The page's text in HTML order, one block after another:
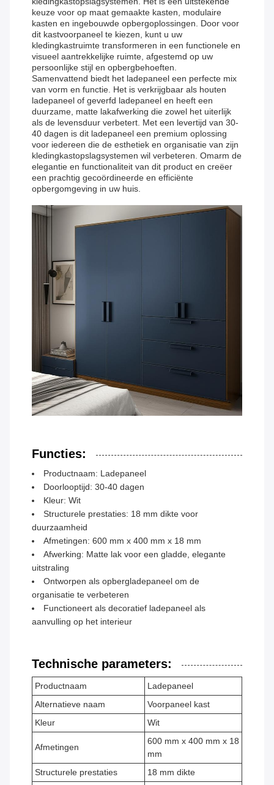
keuze voor op maat gemaakte kasten, modulaire
kasten en ingebouwde opbergoplossingen. Door voor
dit kastvoorpaneel te kiezen, kunt u uw
kledingkastruimte transformeren in een functionele en
visueel aantrekkelijke ruimte, afgestemd op uw
persoonlijke stijl en opbergbehoeften.
Samenvattend biedt het ladepaneel een perfecte mix
van vorm en functie. Het is verkrijgbaar als houten
ladepaneel of geverfd ladepaneel en heeft een
duurzame, matte lakafwerking die zowel het uiterlijk
als de levensduur verbetert. Met een levertijd van 30-
40 dagen is dit ladepaneel een premium oplossing
voor iedereen die de esthetiek en organisatie van zijn
kledingkastopslagsystemen wil verbeteren. Omarm de
elegantie en functionaliteit van dit product en creëer
een prachtig gecoördineerde en efficiënte
opbergomgeving in uw huis.
Functies:
Productnaam: Ladepaneel
Doorlooptijd: 30-40 dagen
Kleur: Wit
Structurele prestaties: 18 mm dikte voor
duurzaamheid
Afmetingen: 600 mm x 400 mm x 18 mm
Afwerking: Matte lak voor een gladde, elegante
uitstraling
Ontworpen als opbergladepaneel om de
organisatie te verbeteren
Functioneert als decoratief ladepaneel als
aanvulling op het interieur
Technische parameters:
Productnaam
Ladepaneel
Alternatieve naam
Voorpaneel kast
Kleur
Wit
Afmetingen
600 mm x 400 mm x 18
mm
Structurele prestaties
18 mm dikte